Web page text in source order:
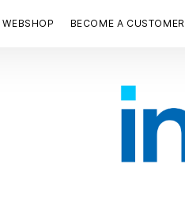
WEBSHOP BECOME A CUSTOMER